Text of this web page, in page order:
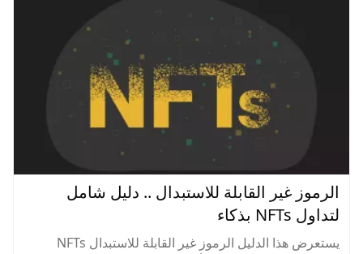
الرموز غير القابلة للاستبدال .. دليل شامل
لتداول NFTs بذكاء
يستعرض هذا الدليل الرموز غير القابلة للاستبدال NFTs